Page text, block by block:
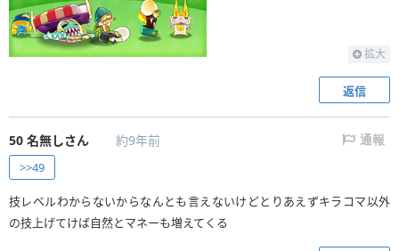
拡大
返信
50 名無しさん 約9年前 通報
>>49
技レベルわからないからなんとも言えないけどとりあえずキラコマ以外
の技上げてけば自然とマネーも増えてくる